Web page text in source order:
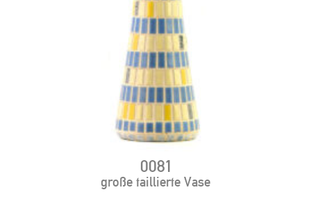
0081
große taillierte Vase